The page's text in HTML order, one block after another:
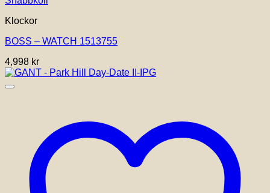
Klockor
BOSS – WATCH 1513755
4,998 kr